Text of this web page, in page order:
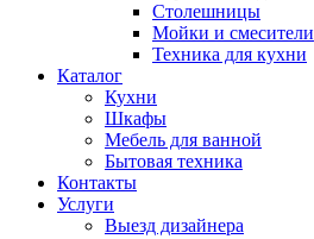
Столешницы
Мойки и смесители
Техника для кухни
Каталог
Кухни
Шкафы
Мебель для ванной
Бытовая техника
Контакты
Услуги
Выезд дизайнера